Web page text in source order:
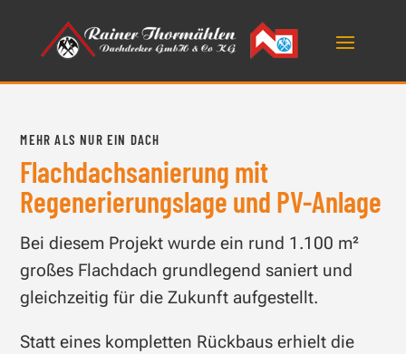
MEHR ALS NUR EIN DACH
Flachdachsanierung mit
Regenerierungslage und PV-Anlage
Bei diesem Projekt wurde ein rund 1.100 m²
großes Flachdach grundlegend saniert und
gleichzeitig für die Zukunft aufgestellt.
Statt eines kompletten Rückbaus erhielt die